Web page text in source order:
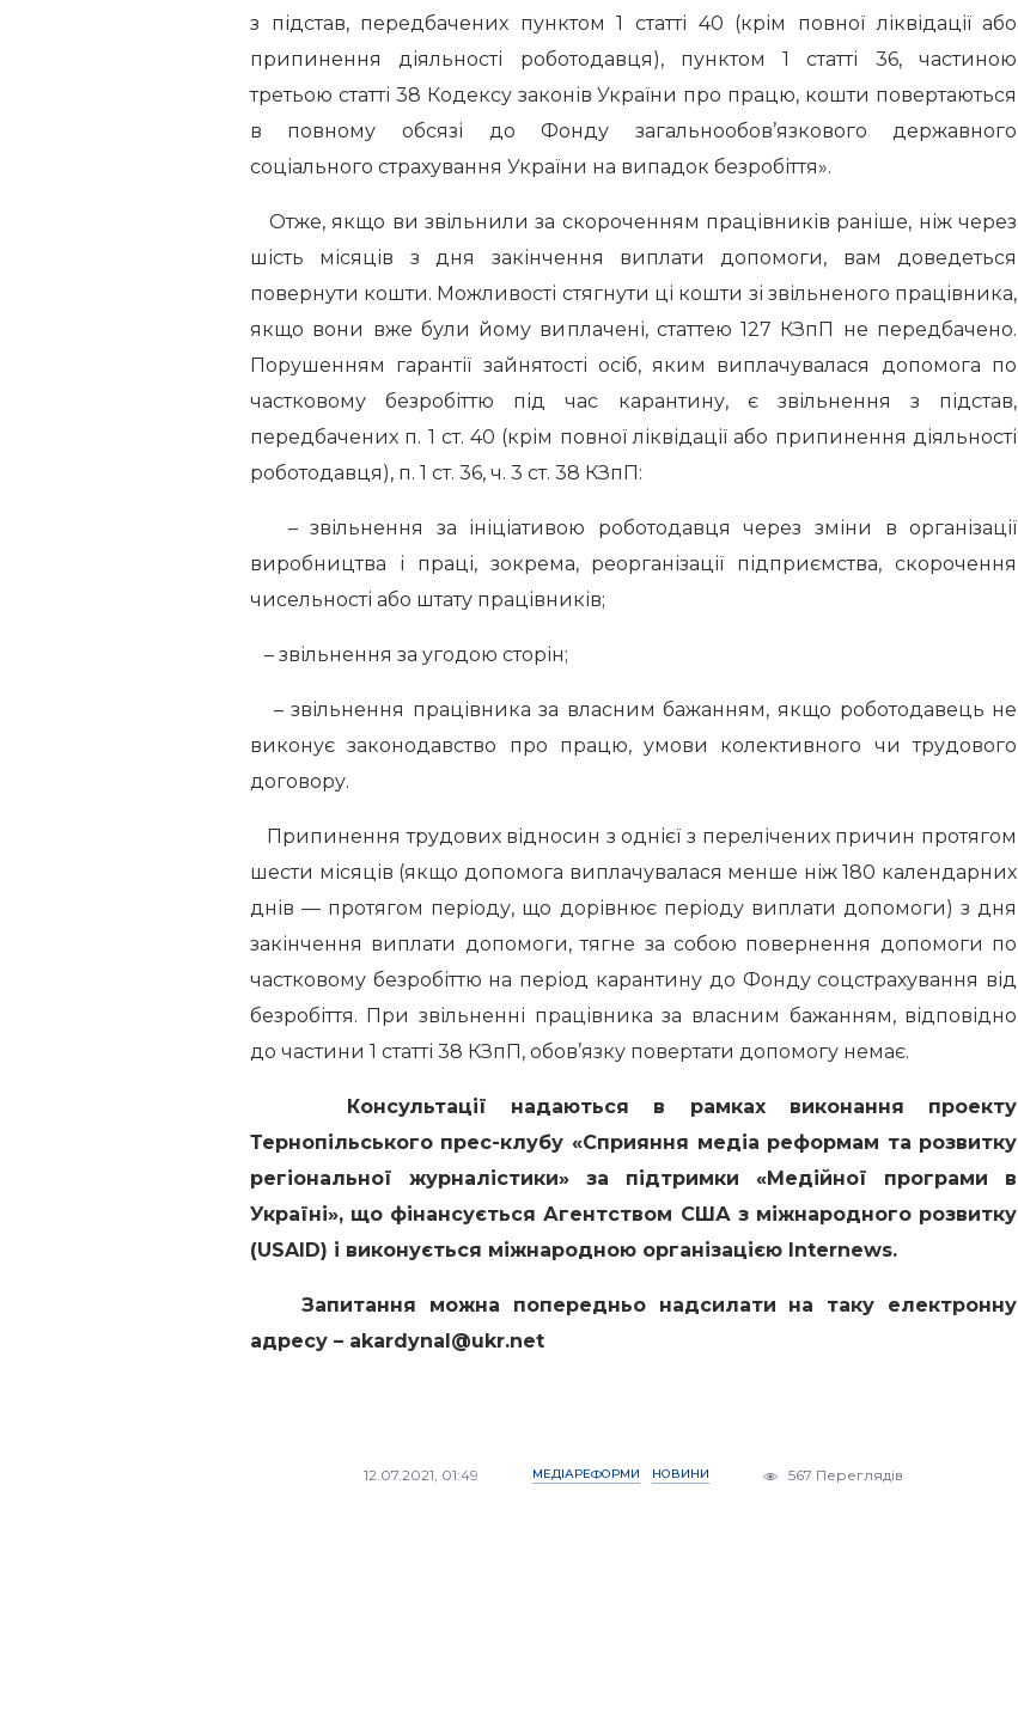
з підстав, передбачених пунктом 1 статті 40 (крім повної ліквідації або
припинення діяльності роботодавця), пунктом 1 статті 36, частиною
третьою статті 38 Кодексу законів України про працю, кошти повертаються
в повному обсязі до Фонду загальнообов’язкового державного
соціального страхування України на випадок безробіття».
Отже, якщо ви звільнили за скороченням працівників раніше, ніж через
шість місяців з дня закінчення виплати допомоги, вам доведеться
повернути кошти. Можливості стягнути ці кошти зі звільненого працівника,
якщо вони вже були йому виплачені, статтею 127 КЗпП не передбачено.
Порушенням гарантії зайнятості осіб, яким виплачувалася допомога по
частковому безробіттю під час карантину, є звільнення з підстав,
передбачених п. 1 ст. 40 (крім повної ліквідації або припинення діяльності
роботодавця), п. 1 ст. 36, ч. 3 ст. 38 КЗпП:
– звільнення за ініціативою роботодавця через зміни в організації
виробництва і праці, зокрема, реорганізації підприємства, скорочення
чисельності або штату працівників;
– звільнення за угодою сторін;
– звільнення працівника за власним бажанням, якщо роботодавець не
виконує законодавство про працю, умови колективного чи трудового
договору.
Припинення трудових відносин з однієї з перелічених причин протягом
шести місяців (якщо допомога виплачувалася менше ніж 180 календарних
днів — протягом періоду, що дорівнює періоду виплати допомоги) з дня
закінчення виплати допомоги, тягне за собою повернення допомоги по
частковому безробіттю на період карантину до Фонду соцстрахування від
безробіття. При звільненні працівника за власним бажанням, відповідно
до частини 1 статті 38 КЗпП, обов’язку повертати допомогу немає.
Консультації надаються в рамках виконання проекту
Тернопільського прес-клубу «Сприяння медіа реформам та розвитку
регіональної журналістики» за підтримки «Медійної програми в
Україні», що фінансується Агентством США з міжнародного розвитку
(USAID) і виконується міжнародною організацією Internews.
Запитання можна попередньо надсилати на таку електронну
адресу – akardynal@ukr.net
12.07.2021, 01:49 МЕДІАРЕФОРМИ НОВИНИ 567 Переглядів